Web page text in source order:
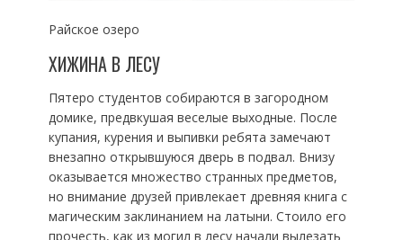
Райское озеро
ХИЖИНА В ЛЕСУ
Пятеро студентов собираются в загородном
домике, предвкушая веселые выходные. После
купания, курения и выпивки ребята замечают
внезапно открывшуюся дверь в подвал. Внизу
оказывается множество странных предметов,
но внимание друзей привлекает древняя книга с
магическим заклинанием на латыни. Стоило его
прочесть, как из могил в лесу начали вылезать